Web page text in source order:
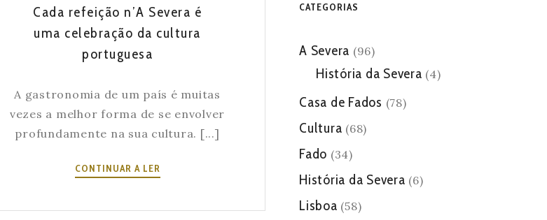
Cada refeição n’A Severa é
uma celebração da cultura
portuguesa
A gastronomia de um país é muitas
vezes a melhor forma de se envolver
profundamente na sua cultura. [...]
CONTINUAR A LER
CATEGORIAS
A Severa (96)
História da Severa (4)
Casa de Fados (78)
Cultura (68)
Fado (34)
História da Severa (6)
Lisboa (58)